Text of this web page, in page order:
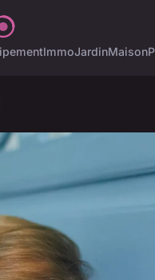
ImmoJardinMaison